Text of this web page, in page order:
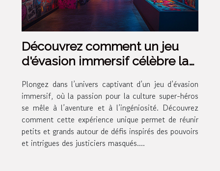
Découvrez comment un jeu
d'évasion immersif célèbre la
Plongez dans l’univers captivant d’un jeu d’évasion
immersif, où la passion pour la culture super-héros
se mêle à l’aventure et à l’ingéniosité. Découvrez
comment cette expérience unique permet de réunir
petits et grands autour de défis inspirés des pouvoirs
et intrigues des justiciers masqués....